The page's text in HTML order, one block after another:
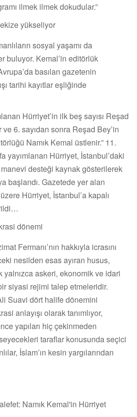
ilmek ilmek dokudular.”
yükseliyor
sosyal yaşamı da
buluyor. Kemal’in editörlük
basılan gazetenin
tarihi kayıtlar eşliğinde
Hürriyet’in ilk beş sayısı Reşad
ve 6. sayıdan sonra Reşad Bey’in
Namık Kemal üstlenir.” 11.
yayımlanan Hürriyet, İstanbul’daki
desteği kaynak gösterilerek
başlandı. Gazetede yer alan
Hürriyet, İstanbul’a kapalı
dönemi
Fermanı’nın hakkıyla icrasını
nesilden esas ayıran husus,
yalnızca askeri, ekonomik ve idari
siyasi rejimi talep etmeleridir.
Suavi dört halife dönemini
anlayışı olarak tanımlıyor,
yapıları hiç çekinmeden
taraflar konusunda seçici
İslam’ın kesin yargılarından
Namık Kemal'in Hürriyet